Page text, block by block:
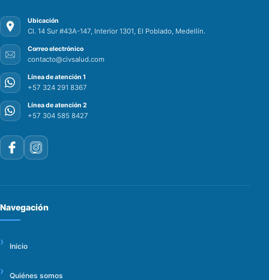
Ubicación
Cl. 14 Sur #43A-147, Interior 1301, El Poblado, Medellín.
Correo electrónico
contacto@civsalud.com
Línea de atención 1
+57 324 291 8367
Línea de atención 2
+57 304 585 8427
Navegación
Inicio
Quiénes somos